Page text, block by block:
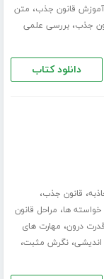
آموزش قانون جذب، متن
جذب،بررسی علمی
دانلود کتاب
، قانون جذب،
ها، مراحل قانون
قدرت درون، مهارت های
،نگرش مثبت،